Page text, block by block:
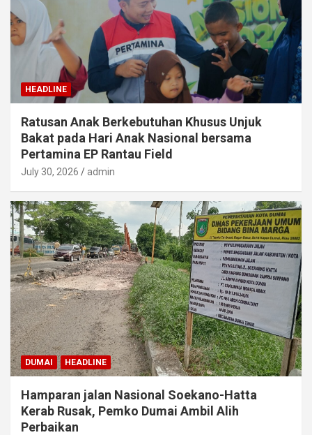
HEADLINE
Ratusan Anak Berkebutuhan Khusus Unjuk
Bakat pada Hari Anak Nasional bersama
Pertamina EP Rantau Field
July 30, 2026 admin
DUMAI HEADLINE
Hamparan jalan Nasional Soekano-Hatta
Kerab Rusak, Pemko Dumai Ambil Alih
Perbaikan